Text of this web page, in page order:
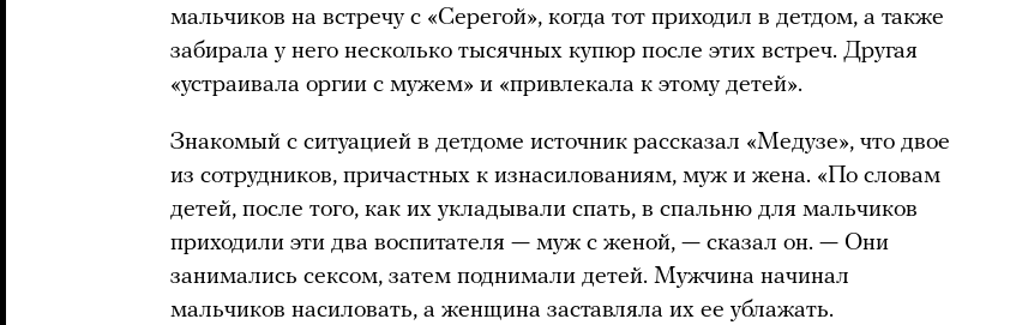
мальчиков на встречу с «Серегой», когда тот приходил в детдом, а также
забирала у него несколько тысячных купюр после этих встреч. Другая
«устраивала оргии с мужем» и «привлекала к этому детей».
Знакомый с ситуацией в детдоме источник рассказал «Медузе», что двое
из сотрудников, причастных к изнасилованиям, муж и жена. «По словам
детей, после того, как их укладывали спать, в спальню для мальчиков
приходили эти два воспитателя — муж с женой, — сказал он. — Они
занимались сексом, затем поднимали детей. Мужчина начинал
мальчиков насиловать, а женщина заставляла их ее ублажать.